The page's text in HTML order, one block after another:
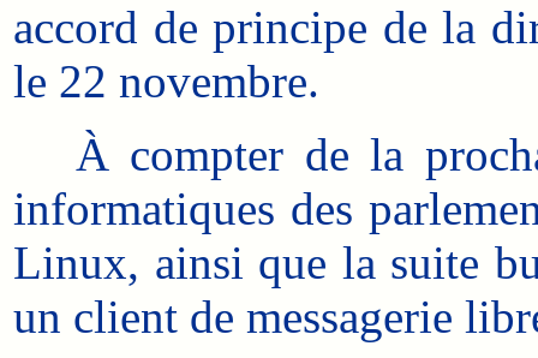
accord de principe de la
le 22 novembre.
À compter de la
informatiques des
Linux, ainsi que la suite
un client de messagerie